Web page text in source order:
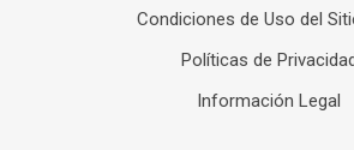
Condiciones de Uso del
Políticas de
Información Legal